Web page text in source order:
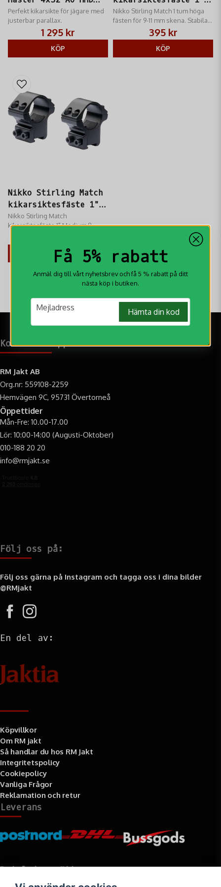
Kikarsikte
Perfekt kikarsikte för jägare med
justerbar parallax.
1 295 kr
KÖP
Hög 9-11mm
Nikko Stirling Match 1 tum höga
fästen för 9-11 mm skena. Stabila
aluminiumfästen med dubbla
skruvar för säker montering på
luftgevär och .22 LR.
395 kr
KÖP
Nikko Stirling Match
kikarsiktesfäste 1"
Medium 9-11mm
Nikko Stirling Match
kikarsiktesfäste 1" Medium 9-
sikten. Mediumhöjd. Passar 9-
11mm dovetail/laxspårsbaser.
Hög stabilite
KÖP
Få 5% rabatt
Anmäl dig till vårt nyhetsbrev och få 5 % rabatt på ditt
nästa köp i butiken.
email
Mejladress Hämta din kod
Kontakt & öppettider
RM Jakt AB
Org.nr: 559108-2259
Hemvägen 9C, 95731 Övertorneå
Öppettider
Mån-Fre: 10.00-17.00
Lör: 10:00-14:00 (Augusti-Oktober)
010-188 20 20
info@rmjakt.se
Följ oss på:
Följ oss gärna på Instagram och tagga oss i dina bilder
@RMjakt
En del av:
Köpvillkor
Om RM jakt
Så handlar du hos RM Jakt
Integritetspolicy
Cookiepolicy
Vanliga Frågor
Reklamation och retur
Leverans
Betalningssätt